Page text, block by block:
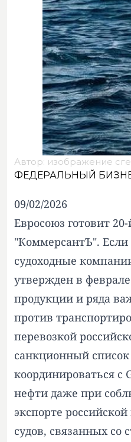
Автор: изображение
ФЕДЕРАЛЬНЫЙ
09/02/2026
Евросоюз готовит
"КоммерсантЪ".
судоходные
утвержден в
продукции и ряда
против
перевозкой
санкционный список
координироваться с
нефти даже при
экспорте
судов, связанных со